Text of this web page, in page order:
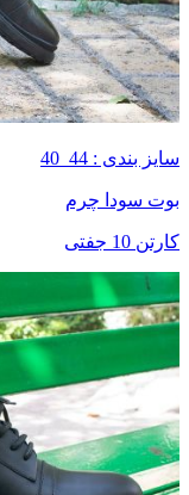
سایز بندی : 44_40
بوت سودا چرم
کارتن 10 جفتی